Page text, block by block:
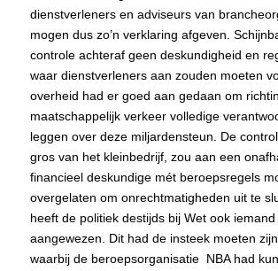
dienstverleners en adviseurs van
mogen dus zo’n verklaring afgeven.
controle achteraf geen deskundigheid en
waar dienstverleners aan zouden moeten
overheid had er goed aan gedaan om
maatschappelijk verkeer volledige
leggen over deze miljardensteun. De
gros van het kleinbedrijf, zou aan een
financieel deskundige mét beroepsregels
overgelaten om onrechtmatigheden uit te
heeft de politiek destijds bij Wet ook
aangewezen. Dit had de insteek moeten
waarbij de beroepsorganisatie NBA had